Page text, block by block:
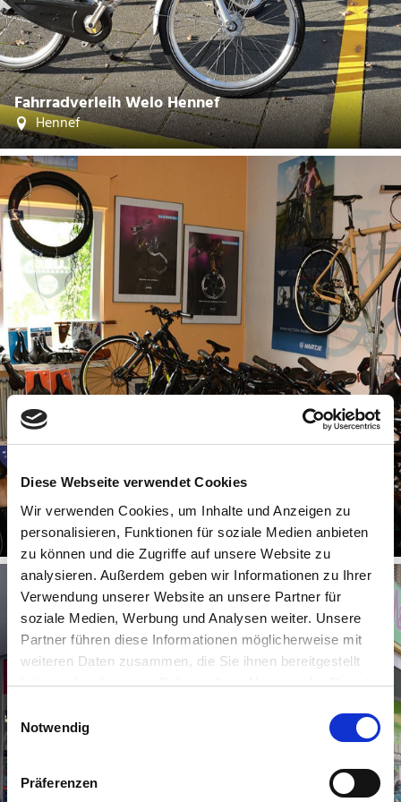
Diese Webseite verwendet Cookies
Wir verwenden Cookies, um Inhalte und Anzeigen zu
personalisieren, Funktionen für soziale Medien anbieten
zu können und die Zugriffe auf unsere Website zu
analysieren. Außerdem geben wir Informationen zu Ihrer
Verwendung unserer Website an unsere Partner für
soziale Medien, Werbung und Analysen weiter. Unsere
Partner führen diese Informationen möglicherweise mit
weiteren Daten zusammen, die Sie ihnen bereitgestellt
haben oder die sie im Rahmen Ihrer Nutzung der Dienste
E
i
n
w
i
Notwendig
Präferenzen
Fahrradverleih Welo Hennef
Hennef
©
CC-BY-SA
| Lukas Fahrräder
Lukas Fahrräder
Eitorf
| Stadt Troisdorf